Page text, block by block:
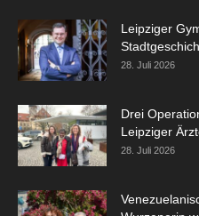
Leipziger
28. Juli 2026
Drei
Leipziger
28. Juli 2026